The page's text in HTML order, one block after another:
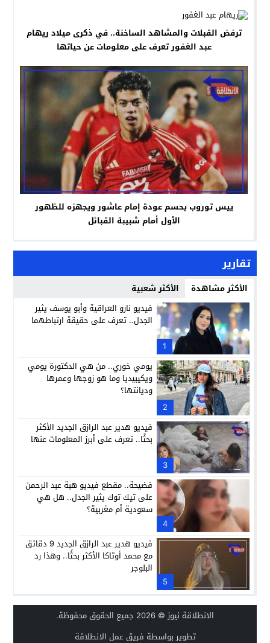
ترفض القبلات والمشاهد الساخنة.. في ذكرى ميلاد ريهام
عبد الغفور تعرف على معلومات عن حياتها
ييس توروب يحسم عودة إمام عاشور ويجهزه للظهور
الأول أمام شبيبة القبائل
تقارير
الأكثر مشاهدة الأكثر شعبية
1
فيديو نارو العراقية وأبو يوسف يثير
الجدل.. تعرف على حقيقة ارتباطهما
2
يومي خوري.. من هي الدكتورة يومي
ويكيبيديا وما هو زوجها وعمرها
وديانتها؟
3
فيديو هدير عبد الرازق الجديد الأكثر
بحثًا.. تعرف على أبرز المعلومات عنها
4
فضيحة.. مقطع فيديو هبة عبد الرحمن
على تيك توك يثير الجدل.. هل هي
سعودية أم مغربية؟
5
فيديو هدير عبد الرازق الجديد 9 دقائق
مع محمد أوتاكا الأكثر بحثًا.. وهذا رد
البلوجر
الانطلاقة نيوز© 2026 جميع الحقوق محفوظة.
تطوير بواسطة فريق عمل الانطلاقة